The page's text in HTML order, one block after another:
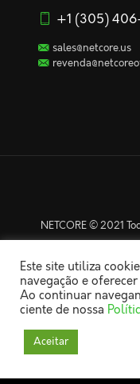
+1 (305)
sales@netcore.us
NETCORE © 2021
Este site utiliza
navegação e
Ao continuar
ciente de nossa
Aceitar